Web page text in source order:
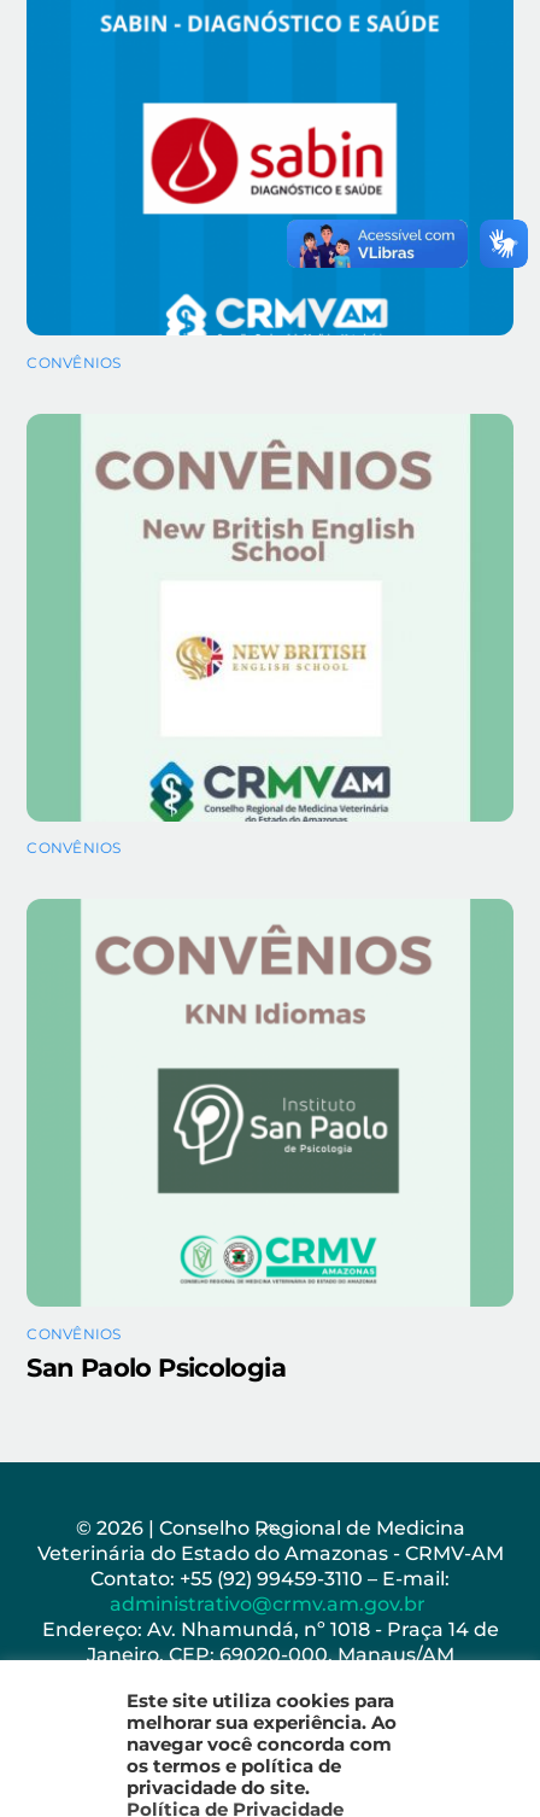
CONVÊNIOS
CONVÊNIOS
CONVÊNIOS
San Paolo Psicologia
Back
To
Top
© 2026 | Conselho Regional de Medicina
Veterinária do Estado do Amazonas - CRMV-AM
Contato: +55 (92) 99459-3110 – E-mail:
administrativo@crmv.am.gov.br
Endereço: Av. Nhamundá, nº 1018 - Praça 14 de
Janeiro, CEP: 69020-000, Manaus/AM
Este site utiliza cookies para
melhorar sua experiência. Ao
navegar você concorda com
os termos e política de
privacidade do site.
Política de Privacidade